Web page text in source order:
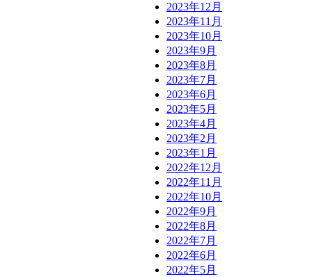
2023年12月
2023年11月
2023年10月
2023年9月
2023年8月
2023年7月
2023年6月
2023年5月
2023年4月
2023年2月
2023年1月
2022年12月
2022年11月
2022年10月
2022年9月
2022年8月
2022年7月
2022年6月
2022年5月